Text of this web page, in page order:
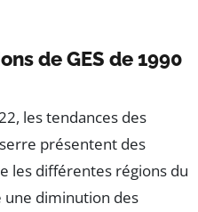
de GES de 1990
les tendances des
présentent des
les différentes régions du
une diminution des